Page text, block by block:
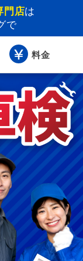
門店は
で
料金